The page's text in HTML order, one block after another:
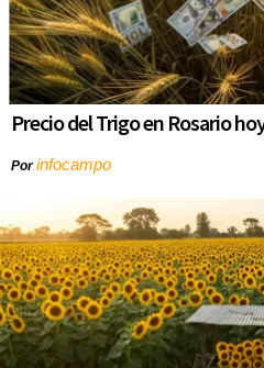
Precio del Trigo en Rosario
Porinfocampo